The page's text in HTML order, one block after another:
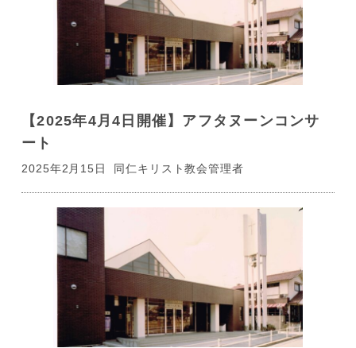
【2025年4月4日開催】アフタヌーンコンサ
ート
2025年2月15日 同仁キリスト教会管理者